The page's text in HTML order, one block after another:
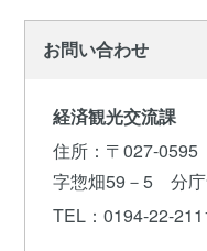
お問い合わせ
経済観光交流課
住所 ：〒027-
字惣畑59－5 分
TEL ：0194-22-